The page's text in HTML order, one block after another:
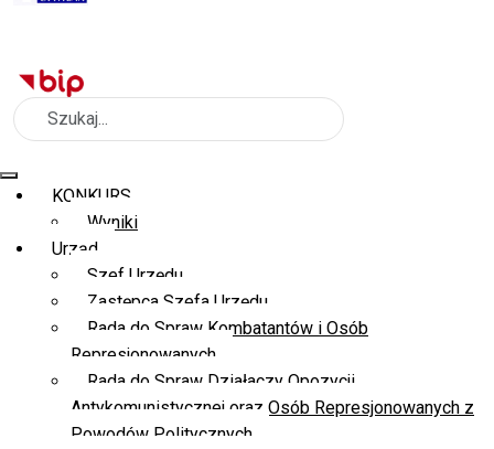
Szukaj
KONKURS
Wyniki
Urząd
Szef Urzędu
Zastępca Szefa Urzędu
Rada do Spraw Kombatantów i Osób
Represjonowanych
Rada do Spraw Działaczy Opozycji
Antykomunistycznej oraz Osób Represjonowanych z
Powodów Politycznych